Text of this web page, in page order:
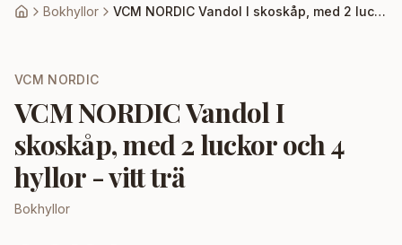
Bokhyllor VCM NORDIC Vandol I skoskåp, med 2 luckor och 4 hyllor - vitt trä
VCM NORDIC
VCM NORDIC Vandol I
skoskåp, med 2 luckor och 4
hyllor - vitt trä
Bokhyllor